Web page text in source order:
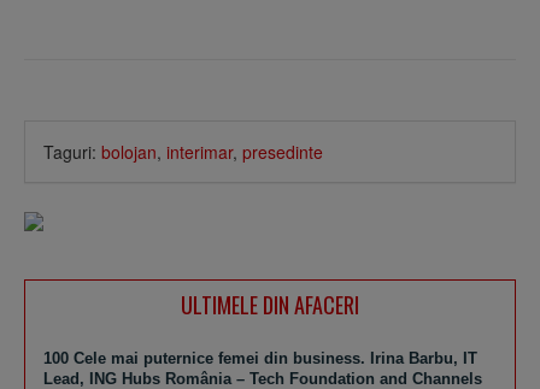
Taguri: bolojan, interimar, presedinte
ULTIMELE DIN AFACERI
100 Cele mai puternice femei din business. Irina Barbu, IT
Lead, ING Hubs România – Tech Foundation and Channels